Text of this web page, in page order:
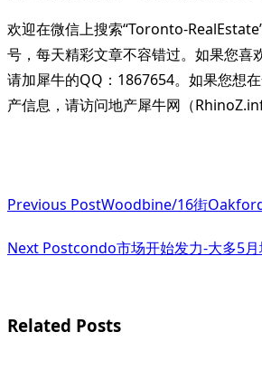
欢迎在微信上搜索“Toronto-
号，每天精彩文章不容错过。如果您喜
请加犀牛的QQ：1867654。如果您想
产信息，请访问地产犀牛网（
class="nav-
subtitle
reader-
Previous PostWoodbine/16街Oakford
Next Postcondo市场开始发力-大多5
Related Posts